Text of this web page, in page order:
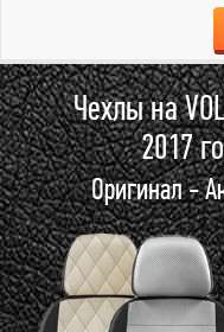
Чехлы на
2017
Оригинал -